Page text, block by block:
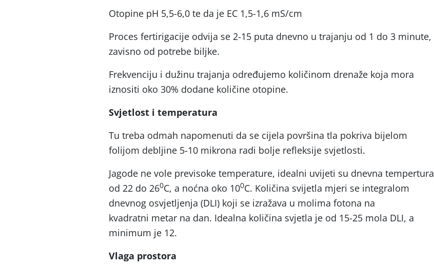
Otopine pH 5,5-6,0 te da je EC 1,5-1,6 mS/cm
Proces fertirigacije odvija se 2-15 puta dnevno u trajanju od 1 do 3 minute,
zavisno od potrebe biljke.
Frekvenciju i dužinu trajanja određujemo količinom drenaže koja mora
iznositi oko 30% dodane količine otopine.
Svjetlost i temperatura
Tu treba odmah napomenuti da se cijela površina tla pokriva bijelom
folijom debljine 5-10 mikrona radi bolje refleksije svjetlosti.
Jagode ne vole previsoke temperature, idealni uvijeti su dnevna tempertura
od 22 do 260C, a noćna oko 100C. Količina svijetla mjeri se integralom
dnevnog osvjetljenja (DLI) koji se izražava u molima fotona na
kvadratni metar na dan. Idealna količina svjetla je od 15-25 mola DLI, a
minimum je 12.
Vlaga prostora